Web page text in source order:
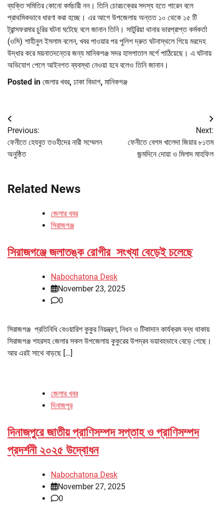
ব্যক্তি সমিতির কোনো কর্মচারী নন। তিনি চোরচক্রের সদস্য হতে পারেন বলে
প্রাথমিকভাবে ধারণা করা হচ্ছে। এর আগে উপজেলায় অন্তত ১০ থেকে ১৫ টি
ট্রান্সফরমার চুরির ঘটনা ঘটেছে বলে জানান তিনি। সাটুরিয়া থানার ভারপ্রাপ্ত কর্মকর্তা
(ওসি) শাহীনুল ইসলাম বলেন, খবর পাওয়ার পর পুলিশ দ্রুত ঘটনাস্থলে গিয়ে মরদেহ
উদ্ধার করে ময়নাতদন্তের জন্য মানিকগঞ্জ সদর হাসপাতাল মর্গে পাঠিয়েছে। এ ঘটনায়
অভিযোগ পেলে আইনগত ব্যবস্থা নেওয়া হবে বলেও তিনি জানান।
Posted in জেলার খবর, ঢাকা বিভাগ, মানিকগঞ্জ
Post
navigation
Previous:
ফেনীতে হেযবুত তওহীদের নারী সম্মেলন
অনুষ্ঠিত
Next:
ফেনীতে বেগম খালেদা জিয়ার ৮১তম
জন্মদিনে দোয়া ও মিলাদ মাহফিল
Related News
জেলার খবর
সিরাজগঞ্জ
সিরাজগঞ্জে জলাতঙ্ক রোগীর সংখ্যা বেড়েই চলেছে
Nabochatona Desk
November 23, 2025
0
সিরাজগঞ্জ প্রতিনিধি বেওয়ারিশ কুকুর নিয়ন্ত্রণ, নিধন ও টিকাদান কার্যক্রম বন্ধ থাকায়
সিরাজগঞ্জ শহরসহ জেলার সকল উপজেলায় কুকুরের উপদ্রব ভয়াবহভাবে বেড়ে গেছে।
আর এরই সাথে বাড়ছে […]
জেলার খবর
দিনাজপুর
দিনাজপুরে জাতীয় প্রাণিসম্পদ সপ্তাহ ও প্রাণিসম্পদ
প্রদর্শনী ২০২৫ উদ্বোধন
Nabochatona Desk
November 27, 2025
0